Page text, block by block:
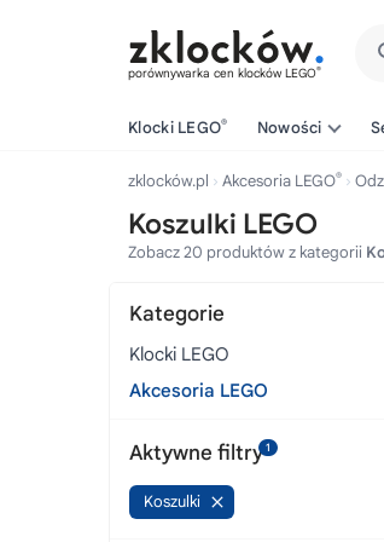
porównywarka cen klocków LEGO®
Klocki LEGO® Nowości
zklocków.pl Akcesoria LEGO®
Koszulki LEGO
Zobacz 20 produktów z kategorii
Kategorie
Klocki LEGO
Akcesoria LEGO
Aktywne filtry1
Koszulki